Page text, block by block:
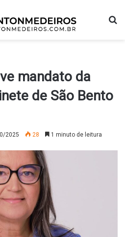
mandato da
de São Bento
2025 28 1 minuto de leitura